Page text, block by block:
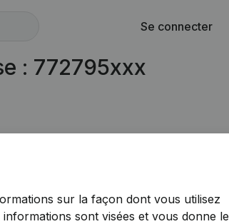
Se connecter
: 772795xxx
sur la façon dont vous utilisez
sont visées et vous donne le